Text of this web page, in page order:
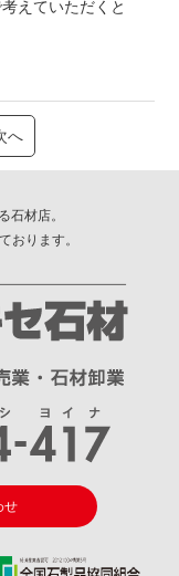
えていただくと
へ
石材店。
おります。
せ